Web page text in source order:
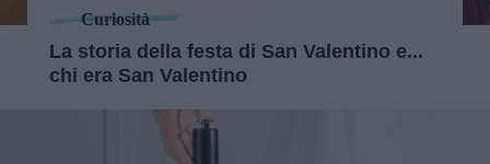
Curiosità
La storia della festa di San Valentino e...
chi era San Valentino